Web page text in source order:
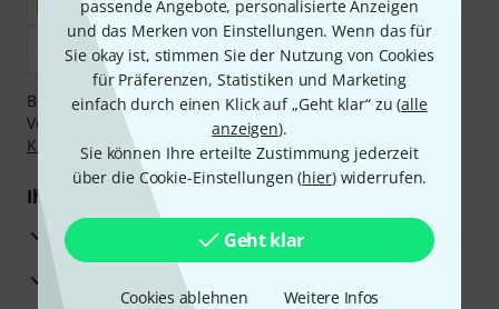
passende Angebote, personalisierte Anzeigen
und das Merken von Einstellungen. Wenn das für
Sie okay ist, stimmen Sie der Nutzung von Cookies
für Präferenzen, Statistiken und Marketing
einfach durch einen Klick auf „Geht klar“ zu (alle
anzeigen).
Sie können Ihre erteilte Zustimmung jederzeit
über die Cookie-Einstellungen (hier) widerrufen.
Geht klar
Cookies ablehnen Weitere Infos
Bezahlen Sie vertraulich und sicher per Nachnahme,
Vorkasse, PayPal, Amazon Pay,Klarna Sofort bezahlen
Klarna Ratenzahlungoder Kreditkarte.
Ihre Vorteile
3 Jahre Thomann Garantie
30 Tage Money-Back-Garantie